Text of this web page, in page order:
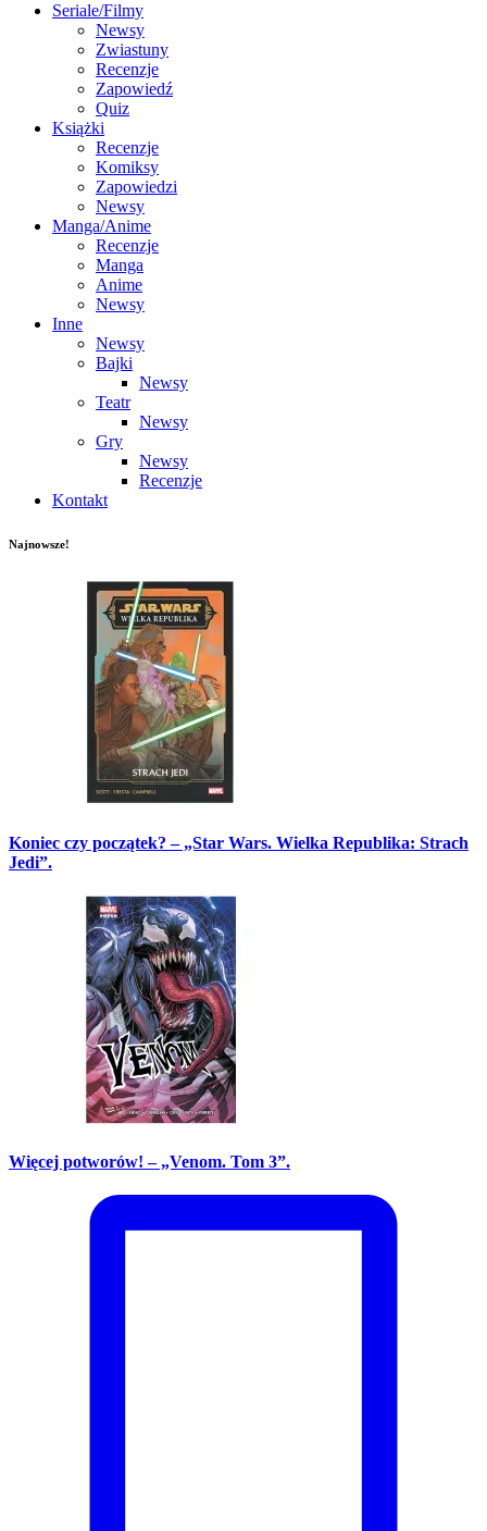
Seriale/Filmy
Newsy
Zwiastuny
Recenzje
Zapowiedź
Quiz
Książki
Recenzje
Komiksy
Zapowiedzi
Newsy
Manga/Anime
Recenzje
Manga
Anime
Newsy
Inne
Newsy
Bajki
Newsy
Teatr
Newsy
Gry
Newsy
Recenzje
Kontakt
Najnowsze!
Koniec czy początek? – „Star Wars. Wielka Republika: Strach
Jedi”.
Więcej potworów! – „Venom. Tom 3”.